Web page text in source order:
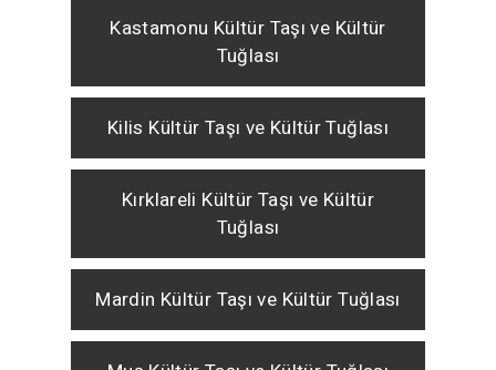
Kastamonu Kültür Taşı ve Kültür
Tuğlası
Kilis Kültür Taşı ve Kültür Tuğlası
Kırklareli Kültür Taşı ve Kültür
Tuğlası
Mardin Kültür Taşı ve Kültür Tuğlası